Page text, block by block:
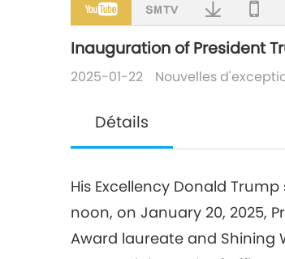
Inauguration of President
2025-01-22 Nouvelles
Détails
His Excellency Donald
noon, on January 20, 2025,
Award laureate and Shining